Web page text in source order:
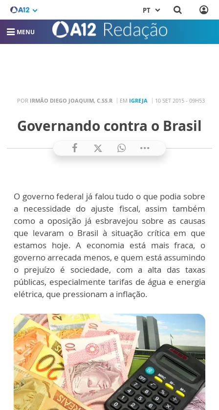
PT
MENU
POR IRMÃO DIEGO JOAQUIM, C.SS.R EM IGREJA 10 SET 2015 - 09H53
Governando contra o Brasil
O governo federal já falou tudo o que podia sobre
a necessidade do ajuste fiscal, assim também
como a oposição já esbravejou sobre as causas
que levaram o Brasil à situação crítica em que
estamos hoje. A economia está mais fraca, o
governo arrecada menos, e quem está assumindo
o prejuízo é sociedade, com a alta das taxas
públicas, especialmente tarifas de água e energia
elétrica, que pressionam a inflação.